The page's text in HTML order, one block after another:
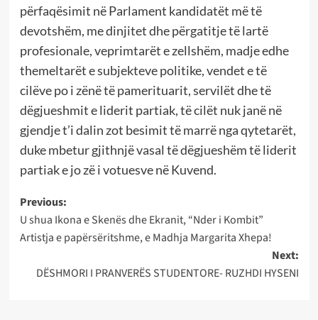
përfaqësimit në Parlament kandidatët më të
devotshëm, me dinjitet dhe përgatitje të lartë
profesionale, veprimtarët e zellshëm, madje edhe
themeltarët e subjekteve politike, vendet e të
cilëve po i zënë të pamerituarit, servilët dhe të
dëgjueshmit e liderit partiak, të cilët nuk janë në
gjendje t’i dalin zot besimit të marrë nga qytetarët,
duke mbetur gjithnjë vasal të dëgjueshëm të liderit
partiak e jo zë i votuesve në Kuvend.
Post
navigation
Previous:
U shua Ikona e Skenës dhe Ekranit, “Nder i Kombit”
Artistja e papërsëritshme, e Madhja Margarita Xhepa!
Next:
DËSHMORI I PRANVERËS STUDENTORE- RUZHDI HYSENI